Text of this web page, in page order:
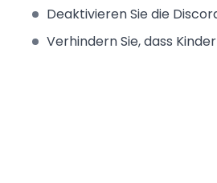
Deaktivieren Sie die
Verhindern Sie, dass